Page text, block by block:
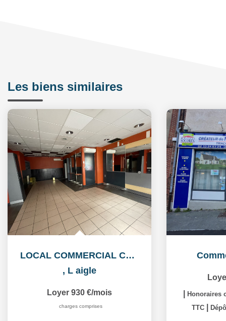
Les biens similaires
LOCAL COMMERCIAL CENTRE VILLE
, L aigle
Loyer 930 €/mois
charges comprises
Honoraires
TTC